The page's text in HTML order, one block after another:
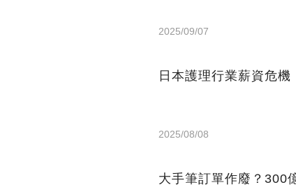
2025/09/07
日本護理行業薪資危
2025/08/08
大手筆訂單作廢？300